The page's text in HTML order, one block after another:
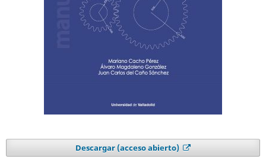
Descargar (acceso abierto)